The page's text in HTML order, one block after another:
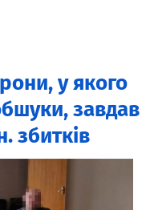
у якого
завдав
збитків